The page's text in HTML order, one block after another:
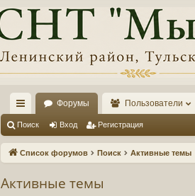
с
ы
и
Форумы Пользователи
Поиск Вход Регистрация
Список форумов Поиск Активные темы
Активные темы